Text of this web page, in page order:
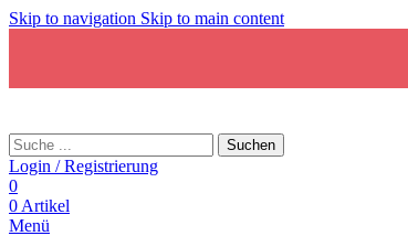
Skip to navigation Skip to main content
Suchen
Login / Registrierung
0
0 Artikel
Menü